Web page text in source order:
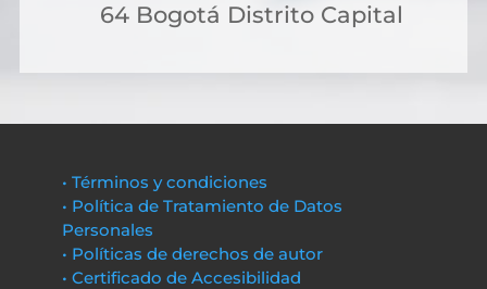
64 Bogotá Distrito Capital
• Términos y condiciones
• Política de Tratamiento de Datos
Personales
• Políticas de derechos de autor
• Certificado de Accesibilidad